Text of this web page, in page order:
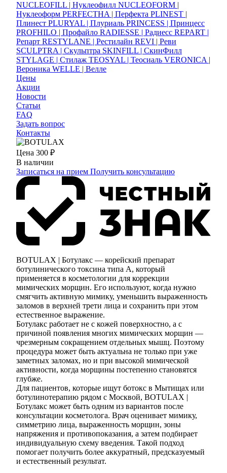
NUCLEOFILL | Нуклеофилл NUCLEOFORM |
Нуклеоформ PERFECTHA | Перфекта PLINEST |
Плинест PLURYAL | Плуриаль PRINCESS | Принцесс
PROFHILO | Профайло RADIESSE | Радиесс REPART |
Репарт RESTYLANE | Рестилайн REVI | Реви
SCULPTRA | Скульптра SKINFILL | СкинФилл
STYLAGE | Стилаж TEOSYAL | Теосиаль VERONICA |
Вероника WELLE | Велле
Цены
Акции
Новости
Статьи
FAQ
Задать вопрос
Контакты
Цена 300 ₽
В наличии
Записаться на прием Получить консультацию
BOTULAX | Ботулакс — корейский препарат
ботулинического токсина типа A, который
применяется в косметологии для коррекции
мимических морщин. Его используют, когда нужно
смягчить активную мимику, уменьшить выраженность
заломов в верхней трети лица и сохранить при этом
естественное выражение.
Ботулакс работает не с кожей поверхностно, а с
причиной появления многих мимических морщин —
чрезмерным сокращением отдельных мышц. Поэтому
процедура может быть актуальна не только при уже
заметных заломах, но и при высокой мимической
активности, когда морщины постепенно становятся
глубже.
Для пациентов, которые ищут ботокс в Мытищах или
ботулинотерапию рядом с Москвой, BOTULAX |
Ботулакс может быть одним из вариантов после
консультации косметолога. Врач оценивает мимику,
симметрию лица, выраженность морщин, зоны
напряжения и противопоказания, а затем подбирает
индивидуальную схему введения. Такой подход
помогает получить более аккуратный, предсказуемый
и естественный результат.